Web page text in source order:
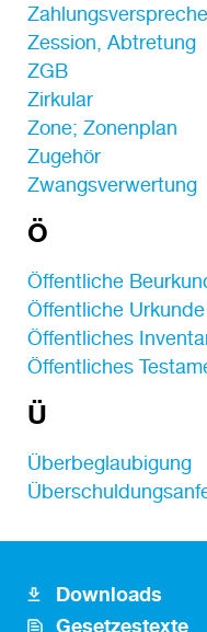
Zession, Abtretung
ZGB
Zirkular
Zone; Zonenplan
Zugehör
Zwangsverwertung
Ö
Öffentliche
Öffentliche Urkunde
Öffentliches
Öffentliches
Ü
Überbeglaubigung
Footer
Downloads
Gesetzestexte